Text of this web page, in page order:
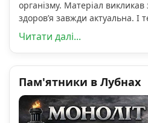
організму. Матеріал
здоров’я завжди актуальна.
Читати далі...
Пам'ятники в Лубнах